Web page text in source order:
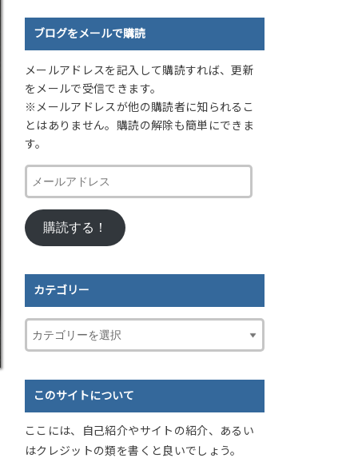
ブログをメールで購読
メールアドレスを記入して購読すれば、更新
をメールで受信できます。
※メールアドレスが他の購読者に知られるこ
とはありません。購読の解除も簡単にできま
す。
ル
ア
ド
購読する！
カテゴリー
このサイトについて
ここには、自己紹介やサイトの紹介、あるい
はクレジットの類を書くと良いでしょう。